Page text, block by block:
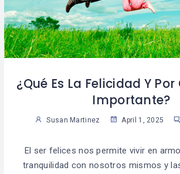
¿Qué Es La Felicidad Y Por
Importante?
Susan Martinez April 1, 2025
El ser felices nos permite vivir en
tranquilidad con nosotros mismos y